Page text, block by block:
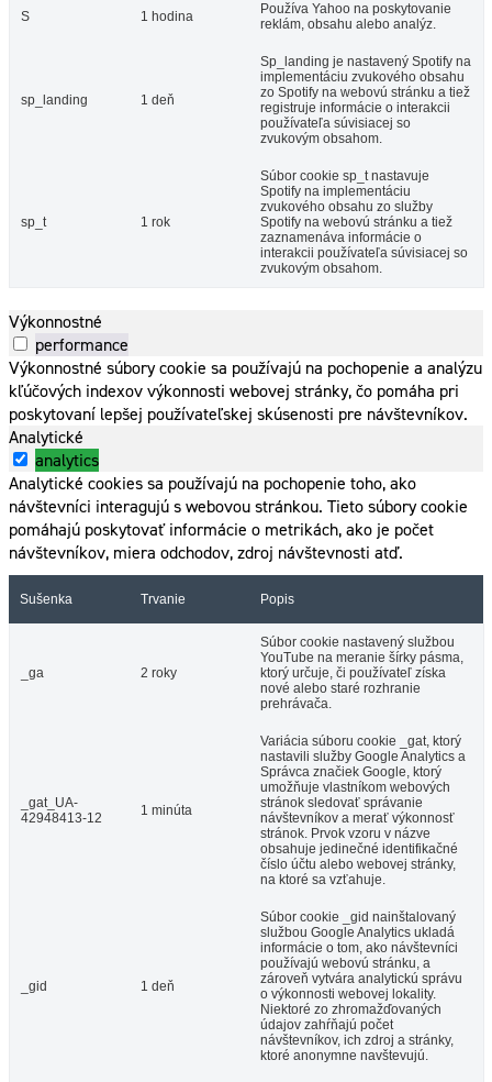
S 1 hodina
Používa Yahoo na poskytovanie
reklám, obsahu alebo analýz.
sp_landing 1 deň
Sp_landing je nastavený Spotify na
implementáciu zvukového obsahu
zo Spotify na webovú stránku a tiež
registruje informácie o interakcii
používateľa súvisiacej so
zvukovým obsahom.
sp_t 1 rok
Súbor cookie sp_t nastavuje
Spotify na implementáciu
zvukového obsahu zo služby
Spotify na webovú stránku a tiež
zaznamenáva informácie o
interakcii používateľa súvisiacej so
zvukovým obsahom.
Výkonnostné
performance
Výkonnostné súbory cookie sa používajú na pochopenie a analýzu
kľúčových indexov výkonnosti webovej stránky, čo pomáha pri
poskytovaní lepšej používateľskej skúsenosti pre návštevníkov.
Analytické
analytics
Analytické cookies sa používajú na pochopenie toho, ako
návštevníci interagujú s webovou stránkou. Tieto súbory cookie
pomáhajú poskytovať informácie o metrikách, ako je počet
návštevníkov, miera odchodov, zdroj návštevnosti atď.
Sušenka Trvanie Popis
_ga 2 roky
Súbor cookie nastavený službou
YouTube na meranie šírky pásma,
ktorý určuje, či používateľ získa
nové alebo staré rozhranie
prehrávača.
_gat_UA-
42948413-12
1 minúta
Variácia súboru cookie _gat, ktorý
nastavili služby Google Analytics a
Správca značiek Google, ktorý
umožňuje vlastníkom webových
stránok sledovať správanie
návštevníkov a merať výkonnosť
stránok. Prvok vzoru v názve
obsahuje jedinečné identifikačné
číslo účtu alebo webovej stránky,
na ktoré sa vzťahuje.
_gid 1 deň
Súbor cookie _gid nainštalovaný
službou Google Analytics ukladá
informácie o tom, ako návštevníci
používajú webovú stránku, a
zároveň vytvára analytickú správu
o výkonnosti webovej lokality.
Niektoré zo zhromažďovaných
údajov zahŕňajú počet
návštevníkov, ich zdroj a stránky,
ktoré anonymne navštevujú.